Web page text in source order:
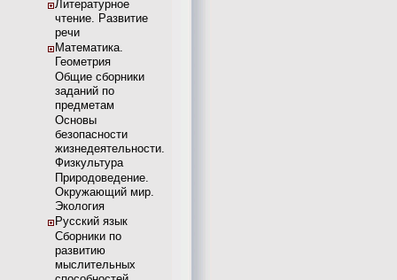
Литературное
чтение. Развитие
речи
Математика.
Геометрия
Общие сборники
заданий по
предметам
Основы
безопасности
жизнедеятельности.
Физкультура
Природоведение.
Окружающий мир.
Экология
Русский язык
Сборники по
развитию
мыслительных